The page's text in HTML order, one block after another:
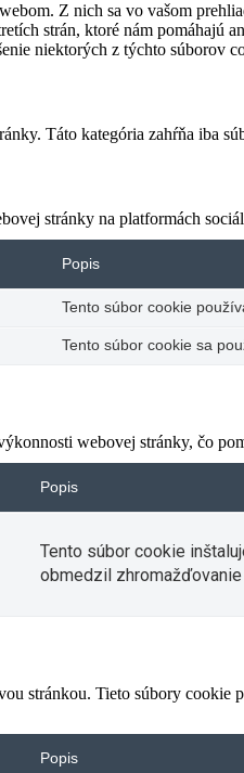
Z nich sa vo vašom
strán, ktoré nám
niektorých z týchto súborov
Táto kategória zahŕňa iba
stránky na platformách
Popis
Tento súbor cookie
Tento súbor cookie sa
webovej stránky, čo
Popis
Tento súbor cookie
obmedzil
stránkou. Tieto súbory
Popis